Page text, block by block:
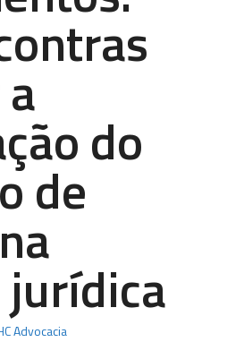
do
de
jurídica
Advocacia